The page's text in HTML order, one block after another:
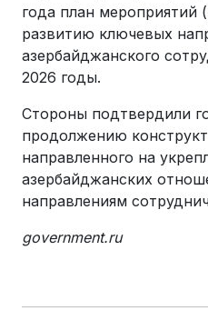
года план мероприятий
развитию ключевых
азербайджанского
2026 годы.
Стороны подтвердили
продолжению
направленного на
азербайджанских
направлениям
government.ru